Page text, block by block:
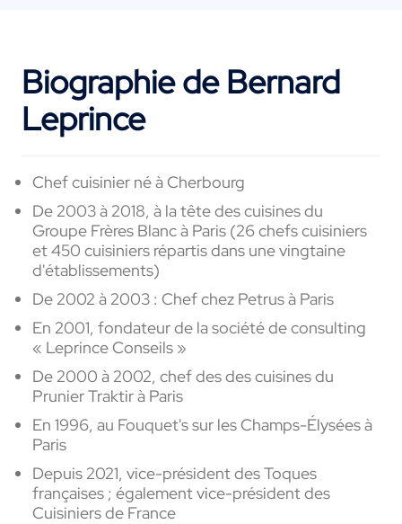
Biographie de Bernard
Leprince
Chef cuisinier né à Cherbourg
De 2003 à 2018, à la tête des cuisines du
Groupe Frères Blanc à Paris (26 chefs cuisiniers
et 450 cuisiniers répartis dans une vingtaine
d'établissements)
De 2002 à 2003 : Chef chez Petrus à Paris
En 2001, fondateur de la société de consulting
« Leprince Conseils »
De 2000 à 2002, chef des des cuisines du
Prunier Traktir à Paris
En 1996, au Fouquet's sur les Champs-Élysées à
Paris
Depuis 2021, vice-président des Toques
françaises ; également vice-président des
Cuisiniers de France